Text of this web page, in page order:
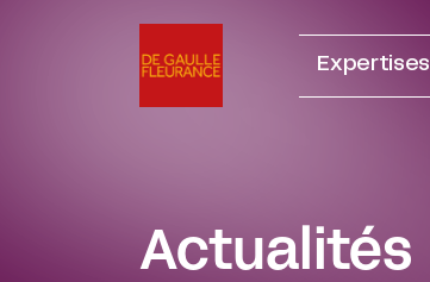
Expertises
Actualités